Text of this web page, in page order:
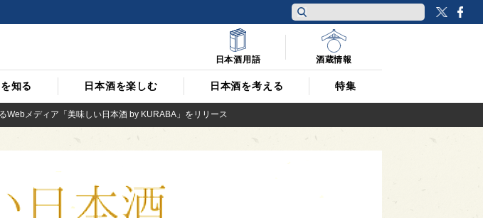
知る 日本酒を楽しむ 日本酒を考える 特集
日本酒用語 酒蔵情報
Webメディア「美味しい日本酒 by KURABA」をリリース